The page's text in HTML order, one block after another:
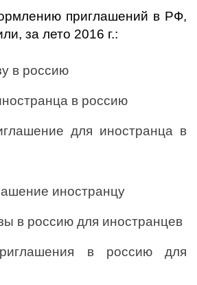
приглашений в РФ,
за лето 2016 г.:
в россию
в россию
для иностранца в
иностранцу
в россию для иностранцев
в россию для